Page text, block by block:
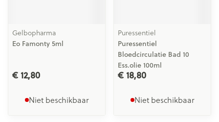
Gelbopharma
Eo Famonty 5ml
€ 12,80
Niet beschikbaar
Puressentiel
Puressentiel
Bloedcirculatie Bad 10
Ess.olie 100ml
€ 18,80
Niet beschikbaar